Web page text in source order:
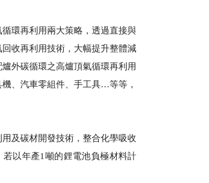
環再利用兩大策略，透過直接與
收再利用技術，大幅提升整體減
外碳循環之高爐頂氣循環再利用
、汽車零組件、手工具…等等，
及碳材開發技術，整合化學吸收
以年產1噸的鋰電池負極材料計